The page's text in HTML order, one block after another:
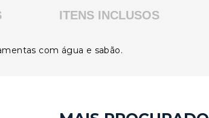
ITENS INCLUSOS
com água e sabão.